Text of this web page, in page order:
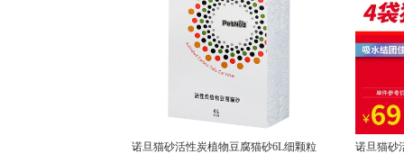
诺旦猫砂活性炭植物豆腐猫砂6L细颗粒
诺旦猫砂